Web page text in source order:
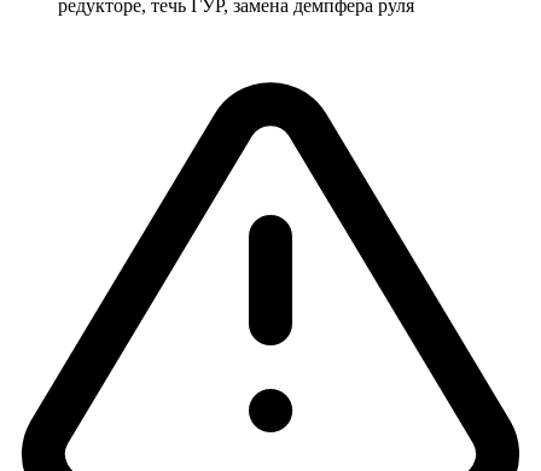
редукторе, течь ГУР, замена демпфера руля